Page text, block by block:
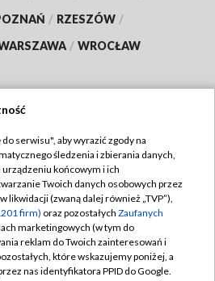
/ RZESZÓW /
/ WROCŁAW
TVP
TVP
prywatności
Moje zgody
Pomoc
serwisu", aby wyrazić zgody na
śledzenia i zbierania danych,
końcowym i ich
Twoich danych osobowych przez
likwidacji (zwaną dalej również „TVP”),
firm) oraz pozostałych Zaufanych
marketingowych (w tym do
reklam do Twoich zainteresowań i
które wskazujemy poniżej, a
nas identyfikatora PPID do Google.